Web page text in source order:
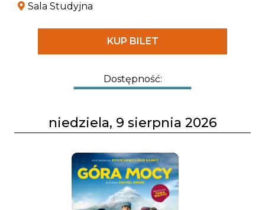
Sala Studyjna
KUP BILET
Dostępność:
niedziela, 9 sierpnia 2026